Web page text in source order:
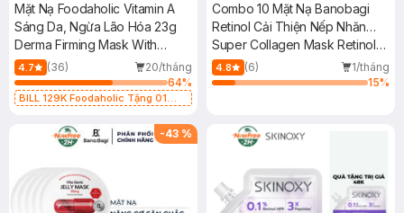
Mặt Nạ Foodaholic Vitamin A
Sáng Da, Ngừa Lão Hóa 23g
Derma Firming Mask With
Vitamin A
4.7 (36)
20/tháng
64%
BILL 129K Foodaholic Tặng 01
Ẩm, Phục Hồi 23g (SL có hạn)
Combo 10 Mặt Nạ Banobagi
Retinol Cải Thiện Nếp Nhăn
30g
Super Collagen Mask Retinol
Anti-Aging
4.8 (6)
1/tháng
15%
-43 %